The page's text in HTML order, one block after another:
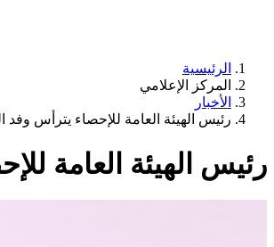
الرئيسية
المركز الإعلامي
الأخبار
رئيس الهيئة العامة للإحصاء يترأس وفد الهيئة
رئيس الهيئة العامة